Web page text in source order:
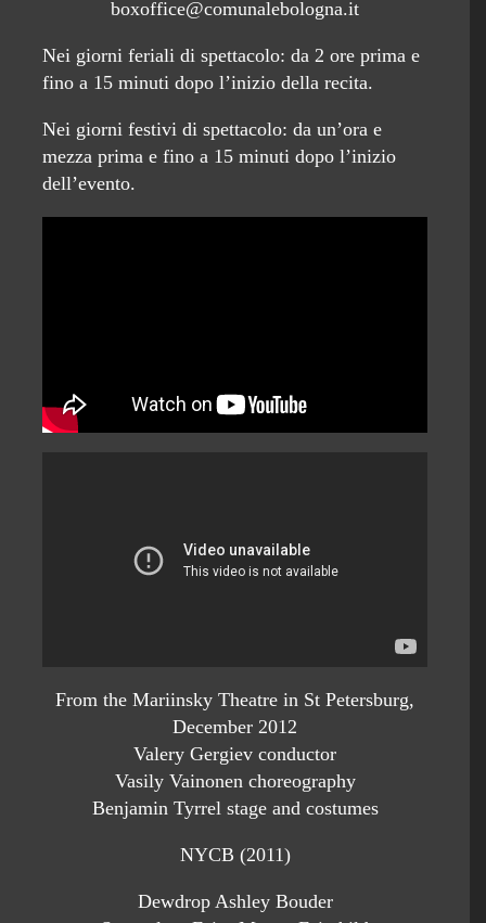
boxoffice@comunalebologna.it
Nei giorni feriali di spettacolo: da 2 ore prima e
fino a 15 minuti dopo l’inizio della recita.
Nei giorni festivi di spettacolo: da un’ora e
mezza prima e fino a 15 minuti dopo l’inizio
dell’evento.
From the Mariinsky Theatre in St Petersburg,
December 2012
Valery Gergiev conductor
Vasily Vainonen choreography
Benjamin Tyrrel stage and costumes
NYCB (2011)
Dewdrop Ashley Bouder